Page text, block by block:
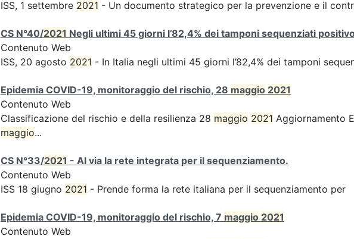
ISS, 1 settembre 2021 - Un documento strategico per la prevenzione e il
CS N°40/2021 Negli ultimi 45 giorni l’82,4% dei tamponi sequenziati
Contenuto Web
ISS, 20 agosto 2021 - In Italia negli ultimi 45 giorni l’82,4% dei tamponi
Epidemia COVID-19, monitoraggio del rischio, 28 maggio 2021
Contenuto Web
Classificazione del rischio e della resilienza 28 maggio 2021 Aggiornamento
maggio...
CS N°33/2021 - Al via la rete integrata per il sequenziamento.
Contenuto Web
ISS 18 giugno 2021 - Prende forma la rete italiana per il sequenziamento per
Epidemia COVID-19, monitoraggio del rischio, 7 maggio 2021
Contenuto Web